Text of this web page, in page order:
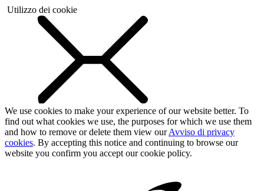
Utilizzo dei cookie
We use cookies to make your experience of our website better. To
find out what cookies we use, the purposes for which we use them
and how to remove or delete them view ourAvviso di privacy
cookies. By accepting this notice and continuing to browse our
website you confirm you accept our cookie policy.